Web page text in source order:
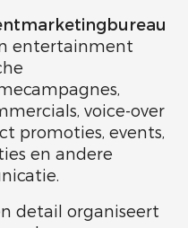
entertainment
voice-over
promoties, events,
en andere
detail organiseert